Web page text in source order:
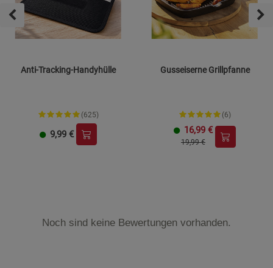
Anti-Tracking-Handyhülle
(625)
9,99 €
Gusseiserne Grillpfanne
(6)
16,99 €
19,99 €
Noch sind keine Bewertungen vorhanden.